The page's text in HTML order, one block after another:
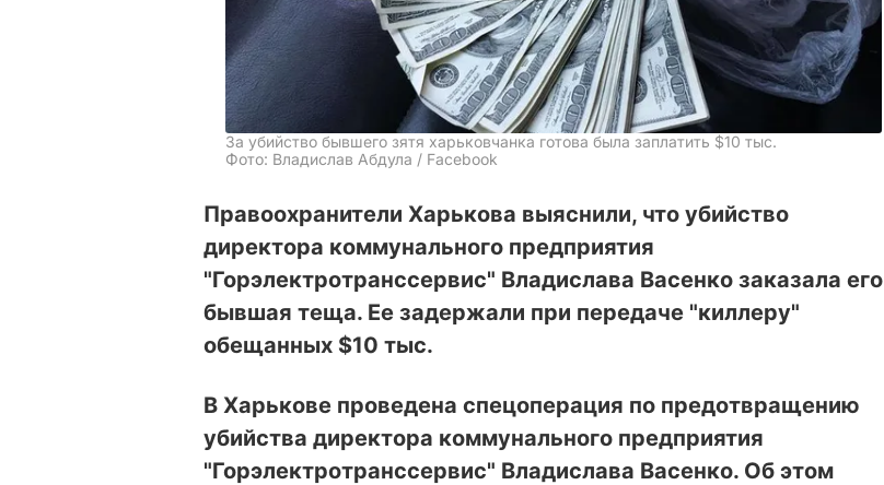
За убийство бывшего зятя харьковчанка готова была заплатить $10 тыс.
Фото: Владислав Абдула / Facebook
Правоохранители Харькова выяснили, что убийство
директора коммунального предприятия
"Горэлектротранссервис" Владислава Васенко заказала его
бывшая теща. Ее задержали при передаче "киллеру"
обещанных $10 тыс.
В Харькове проведена спецоперация по предотвращению
убийства директора коммунального предприятия
"Горэлектротранссервис" Владислава Васенко. Об этом